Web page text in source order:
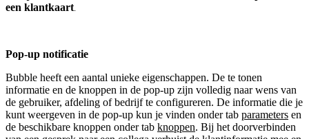
een klantkaart.
Pop-up notificatie
Bubble heeft een aantal unieke eigenschappen. De te tonen
informatie en de knoppen in de pop-up zijn volledig naar wens van
de gebruiker, afdeling of bedrijf te configureren. De informatie die je
kunt weergeven in de pop-up kun je vinden onder tab parameters en
de beschikbare knoppen onder tab knoppen. Bij het doorverbinden